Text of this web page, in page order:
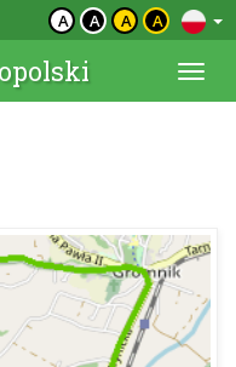
A A A A